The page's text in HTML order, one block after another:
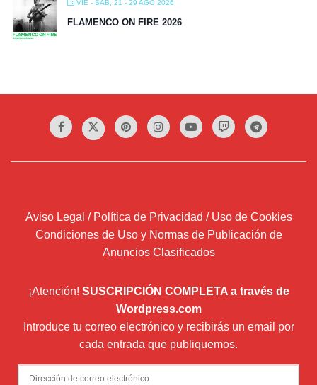
VIE - SÁB, 21 - 29 AGO 2026
FLAMENCO ON FIRE 2026
Aviso Legal / Política de Privacidad / Uso de Cookies
Condiciones de Uso y Normas de Publicación de
Anuncios Clasificados
¡Atención! SUSCRIPCIÓN COMPLETA a través de
Wordpress.com
Introduce tu correo electrónico y recibirás un email por
cada entrada que publiquemos.
Dirección